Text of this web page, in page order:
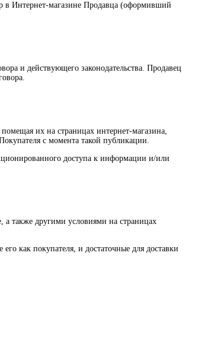
в Интернет-магазине Продавца (оформивший
и действующего законодательства. Продавец
их на страницах интернет-магазина,
с момента такой публикации.
доступа к информации и/или
также другими условиями на страницах
как покупателя, и достаточные для доставки